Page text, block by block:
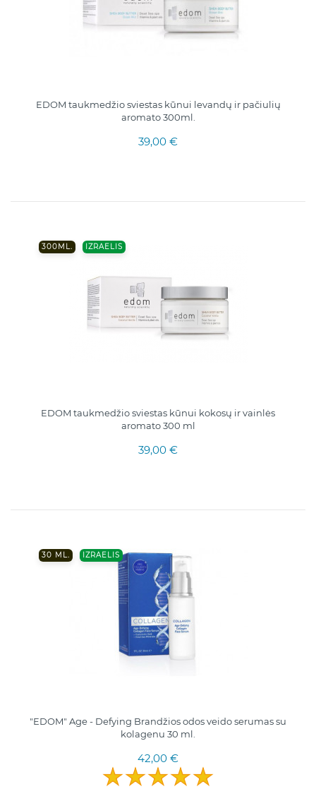
EDOM taukmedžio sviestas kūnui levandų ir pačiulių
aromato 300ml.
39,00 €
300ML. IZRAELIS
EDOM taukmedžio sviestas kūnui kokosų ir vainlės
aromato 300 ml
39,00 €
30 ML. IZRAELIS
"EDOM" Age - Defying Brandžios odos veido serumas su
kolagenu 30 ml.
42,00 €